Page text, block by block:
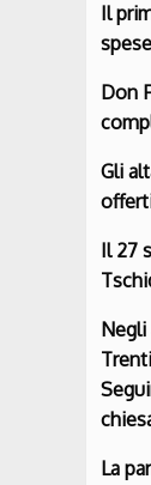
Il
Don
Gli
Il 27
Negli
La